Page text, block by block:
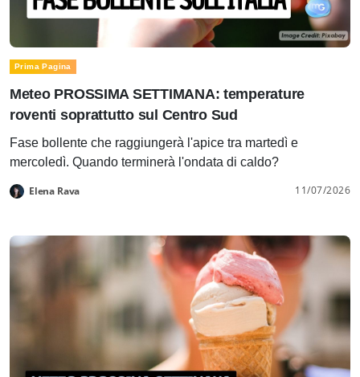
Prima Pagina
Meteo PROSSIMA SETTIMANA: temperature
roventi soprattutto sul Centro Sud
Fase bollente che raggiungerà l'apice tra martedì e
mercoledì. Quando terminerà l'ondata di caldo?
Elena Rava 11/07/2026